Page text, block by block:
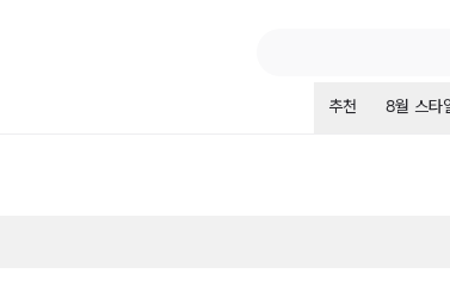
추천 8월 스타